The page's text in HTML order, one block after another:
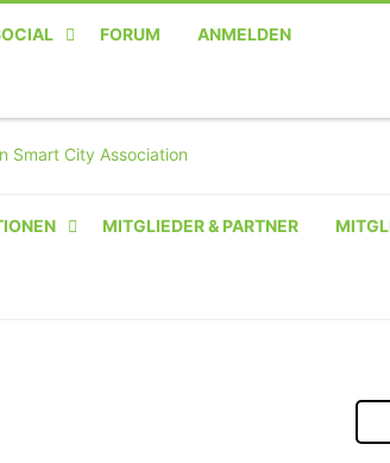
FORUM ANMELDEN
MITGLIEDER & PARTNER